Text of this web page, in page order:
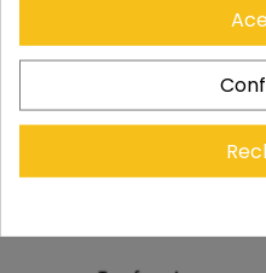
Los pedidos se
Recuerda que
del pedido, para